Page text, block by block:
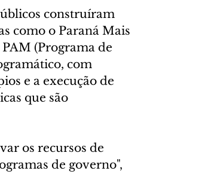
construíram
como o Paraná Mais
(Programa de
com
e a execução de
que são
os recursos de
de governo",